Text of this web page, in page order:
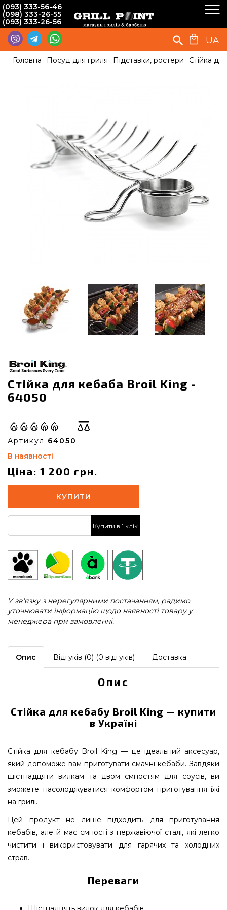
(093) 333-56-46
(098) 333-26-55
(093) 333-26-56
UA
Головна Посуд для гриля Підставки, ростери Стійка
Стійка для кебаба Broil King -
64050
Артикул 64050
В наявності
Ціна: 1 200 грн.
КУПИТИ
Купити в 1 клік
У зв'язку з нерегулярними постачанням, радимо
уточнювати інформацію щодо наявності товару у
менеджера при замовленні.
Опис Відгуків (0) (0 відгуків) Доставка
Опис
Стійка для кебабу Broil King — купити
в Україні
Стійка для кебабу Broil King — це ідеальний аксесуар,
який допоможе вам приготувати смачні кебаби. Завдяки
шістнадцяти вилкам та двом ємностям для соусів, ви
зможете насолоджуватися комфортом приготування їжі
на грилі.
Цей продукт не лише підходить для приготування
кебабів, але й має ємності з нержавіючої сталі, які легко
чистити і використовувати для гарячих та холодних
страв.
Переваги